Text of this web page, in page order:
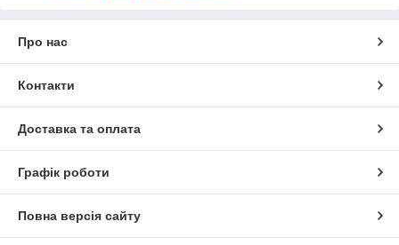
Про нас
Контакти
Доставка та оплата
Графік роботи
Повна версія сайту